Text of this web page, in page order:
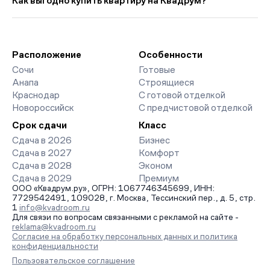
класса. На страницах ЖК доступны отзывы жильцов о
качестве строительства, интерактивный генплан корпусов,
организует просмотр и поможет одобрить ипотеку по
минимальной ставке. Чтобы зафиксировать цену, оставьте
заявку на обратный звонок.
Расположение
Сочи
Анапа
Краснодар
Новороссийск
Особенности
Готовые
Строящиеся
С готовой отделкой
С предчистовой отделкой
Срок сдачи
Сдача в 2026
Сдача в 2027
Сдача в 2028
Сдача в 2029
Класс
Бизнес
Комфорт
Эконом
Премиум
ООО «Квадрум.ру», ОГРН: 1067746345699, ИНН:
7729542491, 109028, г. Москва, Тессинский пер., д. 5, стр.
1 info@kvadroom.ru
Для связи по вопросам связанными с рекламой на сайте -
reklama@kvadroom.ru
Согласие на обработку персональных данных и политика
конфиденциальности
Пользовательское соглашение